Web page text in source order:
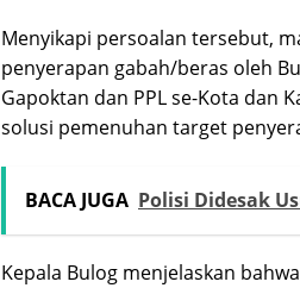
Menyikapi persoalan tersebut,
penyerapan gabah/beras oleh
Gapoktan dan PPL se-Kota dan
solusi pemenuhan target
BACA JUGA Polisi Didesak
Kepala Bulog menjelaskan